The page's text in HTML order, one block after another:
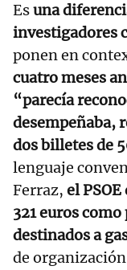
Esuna
investigadores
ponen en
cuatro meses
“parecía
desempeñaba,
dos billetes de
lenguaje
Ferraz, el
321 euros
destinados a
de